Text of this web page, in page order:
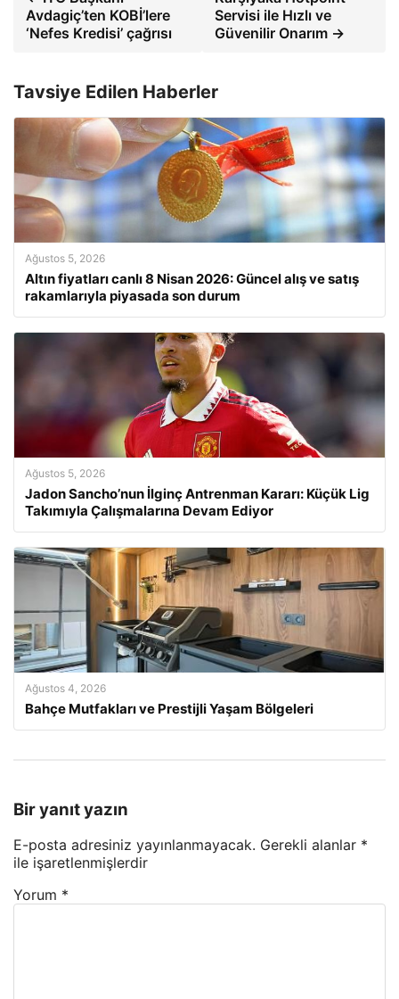
Avdagiç’ten KOBİ’lere
‘Nefes Kredisi’ çağrısı
Servisi ile Hızlı ve
Güvenilir Onarım →
Tavsiye Edilen Haberler
Ağustos 5, 2026
Altın fiyatları canlı 8 Nisan 2026: Güncel alış ve satış
rakamlarıyla piyasada son durum
Ağustos 5, 2026
Jadon Sancho’nun İlginç Antrenman Kararı: Küçük Lig
Takımıyla Çalışmalarına Devam Ediyor
Ağustos 4, 2026
Bahçe Mutfakları ve Prestijli Yaşam Bölgeleri
Bir yanıt yazın
E-posta adresiniz yayınlanmayacak. Gerekli alanlar *
ile işaretlenmişlerdir
Yorum *